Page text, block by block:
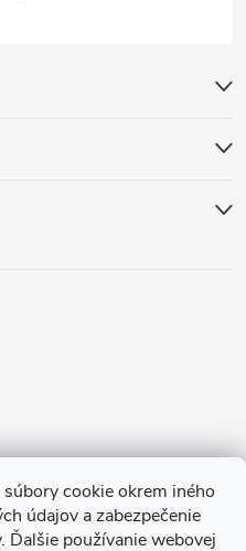
cookie okrem iného
údajov a zabezpečenie
Ďalšie používanie webovej